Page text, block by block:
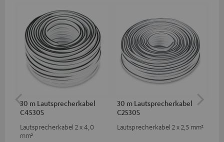
30 m Lautsprecherkabel
C4530S
Lautsprecherkabel 2 x 4,0
mm²
30 m Lautsprecherkabel
C2530S
Lautsprecherkabel 2 x 2,5 mm²